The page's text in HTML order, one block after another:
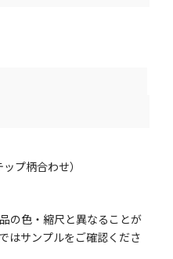
プ柄合わせ）
の色・縮尺と異なることが
はサンプルをご確認くださ